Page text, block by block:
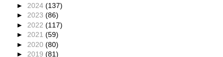
► 2024 (137)
► 2023 (86)
► 2022 (117)
► 2021 (59)
► 2020 (80)
► 2019 (81)